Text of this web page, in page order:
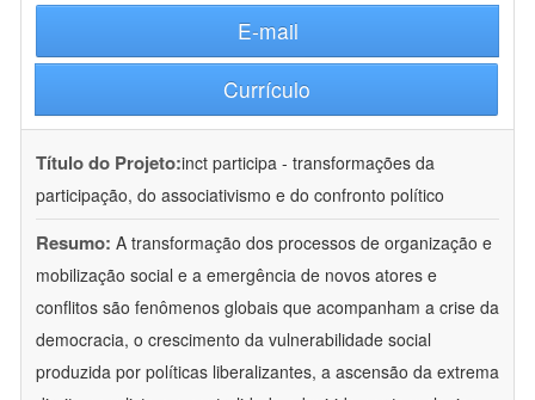
E-mail
Currículo
Título do Projeto:inct participa - transformações da
participação, do associativismo e do confronto político
Resumo: A transformação dos processos de organização e
mobilização social e a emergência de novos atores e
conflitos são fenômenos globais que acompanham a crise da
democracia, o crescimento da vulnerabilidade social
produzida por políticas liberalizantes, a ascensão da extrema